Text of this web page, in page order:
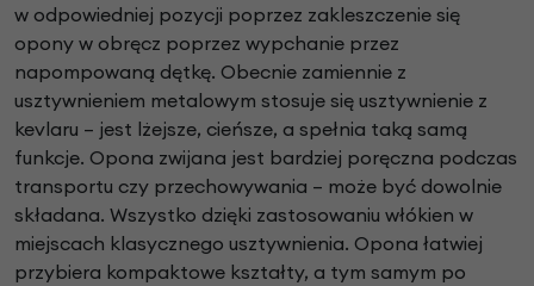
w odpowiedniej pozycji poprzez zakleszczenie się
opony w obręcz poprzez wypchanie przez
napompowaną dętkę. Obecnie zamiennie z
usztywnieniem metalowym stosuje się usztywnienie z
kevlaru – jest lżejsze, cieńsze, a spełnia taką samą
funkcje. Opona zwijana jest bardziej poręczna podczas
transportu czy przechowywania – może być dowolnie
składana. Wszystko dzięki zastosowaniu włókien w
miejscach klasycznego usztywnienia. Opona łatwiej
przybiera kompaktowe kształty, a tym samym po